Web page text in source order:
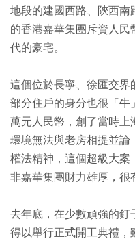
地段的建國西路、陝西
的香港嘉華集團斥資人
代的豪宅。
這個位於長寧、徐匯交界
部分住戶的身分也很「牛
萬元人民幣，創了當時
環境無法與老房相提並論
權法精神，這個超級大
非嘉華集團財力雄厚，很
去年底，在少數頑強的釘
得以舉行正式開工典禮